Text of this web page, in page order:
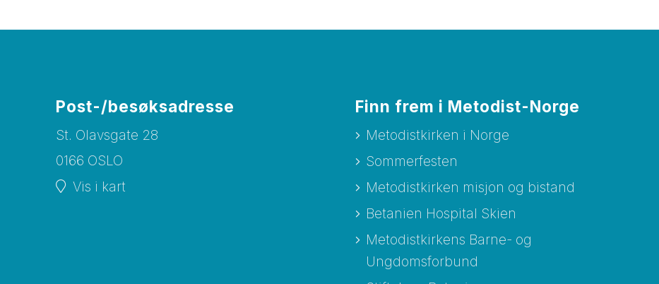
Post-/besøksadresse
St. Olavsgate 28
0166 OSLO
Vis i kart
Finn frem i Metodist-Norge
Metodistkirken i Norge
Sommerfesten
Metodistkirken misjon og bistand
Betanien Hospital Skien
Metodistkirkens Barne- og
Ungdomsforbund